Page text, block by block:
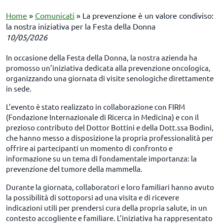
Home » Comunicati » La prevenzione è un valore condiviso:
la nostra iniziativa per la Festa della Donna
10/05/2026
In occasione della Festa della Donna, la nostra azienda ha
promosso un’iniziativa dedicata alla prevenzione oncologica,
organizzando una giornata di visite senologiche direttamente
in sede.
L’evento è stato realizzato in collaborazione con FIRM
(Fondazione Internazionale di Ricerca in Medicina) e con il
prezioso contributo del Dottor Bottini e della Dott.ssa Bodini,
che hanno messo a disposizione la propria professionalità per
offrire ai partecipanti un momento di confronto e
informazione su un tema di fondamentale importanza: la
prevenzione del tumore della mammella.
Durante la giornata, collaboratori e loro familiari hanno avuto
la possibilità di sottoporsi ad una visita e di ricevere
indicazioni utili per prendersi cura della propria salute, in un
contesto accogliente e familiare. L’iniziativa ha rappresentato